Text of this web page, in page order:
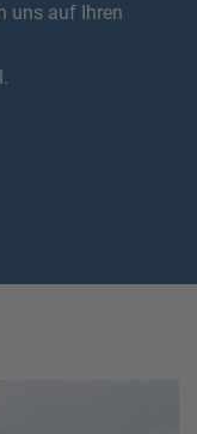
uns auf Ihren